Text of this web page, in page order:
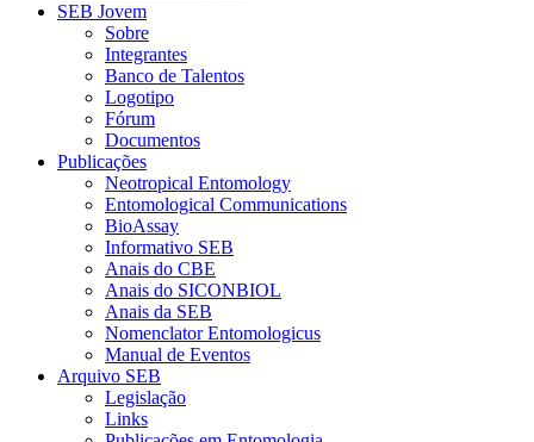
SEB Jovem
Sobre
Integrantes
Banco de Talentos
Logotipo
Fórum
Documentos
Publicações
Neotropical Entomology
Entomological Communications
BioAssay
Informativo SEB
Anais do CBE
Anais do SICONBIOL
Anais da SEB
Nomenclator Entomologicus
Manual de Eventos
Arquivo SEB
Legislação
Links